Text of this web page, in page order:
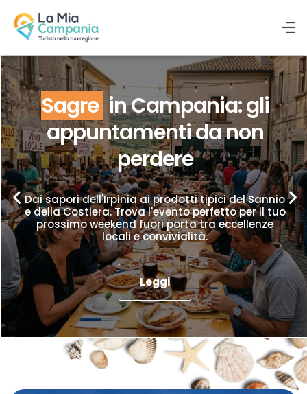
Sagre in Campania: gli
appuntamenti da non
perdere
Dai sapori dell'Irpinia ai prodotti tipici del Sannio
e della Costiera. Trova l'evento perfetto per il tuo
prossimo weekend fuori porta tra eccellenze
locali e convivialità.
Leggi